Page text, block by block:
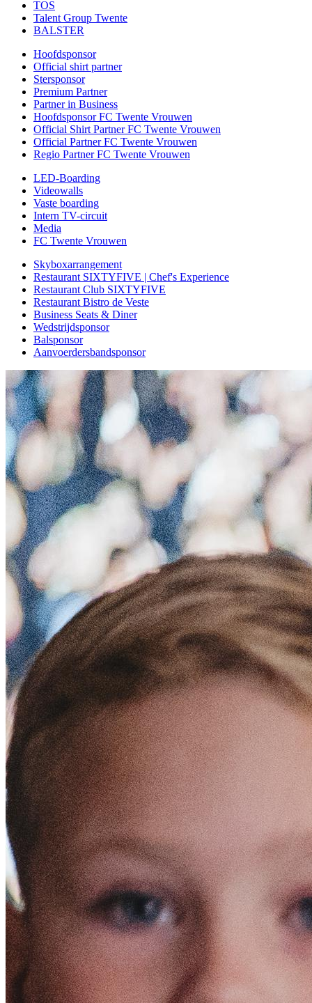
TOS
Talent Group Twente
BALSTER
Hoofdsponsor
Official shirt partner
Stersponsor
Premium Partner
Partner in Business
Hoofdsponsor FC Twente Vrouwen
Official Shirt Partner FC Twente Vrouwen
Official Partner FC Twente Vrouwen
Regio Partner FC Twente Vrouwen
LED-Boarding
Videowalls
Vaste boarding
Intern TV-circuit
Media
FC Twente Vrouwen
Skyboxarrangement
Restaurant SIXTYFIVE | Chef's Experience
Restaurant Club SIXTYFIVE
Restaurant Bistro de Veste
Business Seats & Diner
Wedstrijdsponsor
Balsponsor
Aanvoerdersbandsponsor